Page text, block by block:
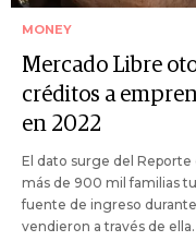
MONEY
Mercado Libre
créditos a
en 2022
El dato surge del
más de 900 mil familias
fuente de ingreso
vendieron a través de ella.